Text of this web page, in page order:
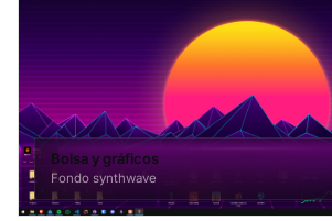
Bolsa y gráficos
Fondo synthwave